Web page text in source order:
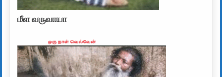
மீள வருவாயா